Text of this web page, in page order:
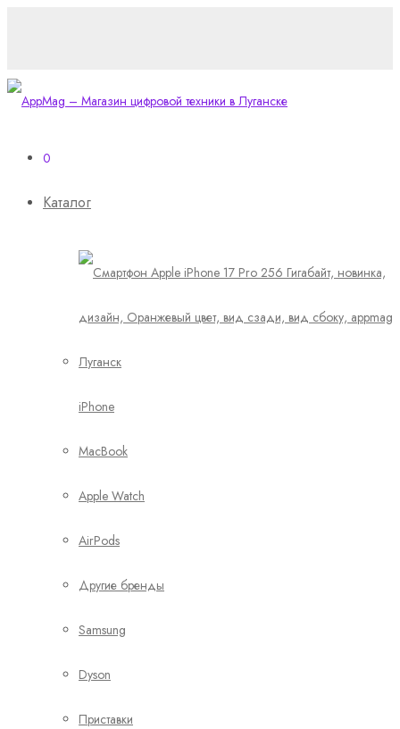
0
Каталог
iPhone
MacBook
Apple Watch
AirPods
Другие бренды
Samsung
Dyson
Приставки